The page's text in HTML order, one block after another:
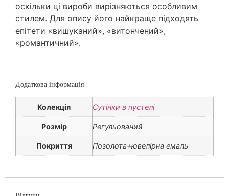
оскільки ці вироби вирізняються особливим
стилем. Для опису його найкраще підходять
епітети «вишуканий», «витончений»,
«романтичний».
Додаткова інформація
Колекція Сутінки в пустелі
Розмір Регульований
Покриття Позолота+ювелірна емаль